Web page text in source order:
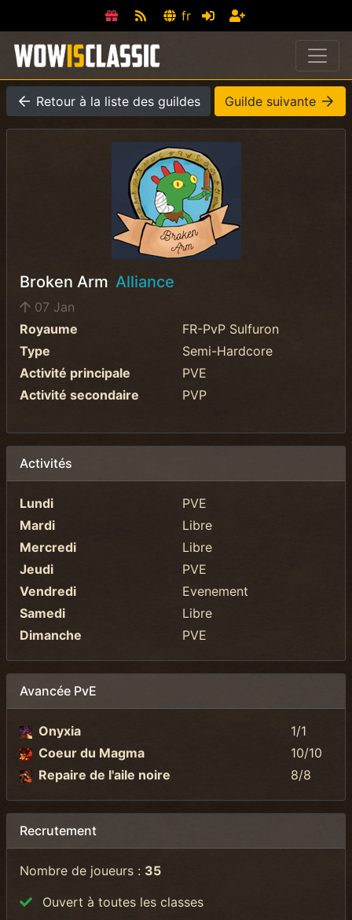
fr
Retour à la liste des guildes Guilde suivante
Broken Arm Alliance
07 Jan
Royaume
FR-PvP Sulfuron
Type
Semi-Hardcore
Activité principale
PVE
Activité secondaire
PVP
Activités
Lundi
PVE
Mardi
Libre
Mercredi
Libre
Jeudi
PVE
Vendredi
Evenement
Samedi
Libre
Dimanche
PVE
Avancée PvE
Onyxia
1/1
Coeur du Magma
10/10
Repaire de l'aile noire
8/8
Recrutement
Nombre de joueurs : 35
Ouvert à toutes les classes